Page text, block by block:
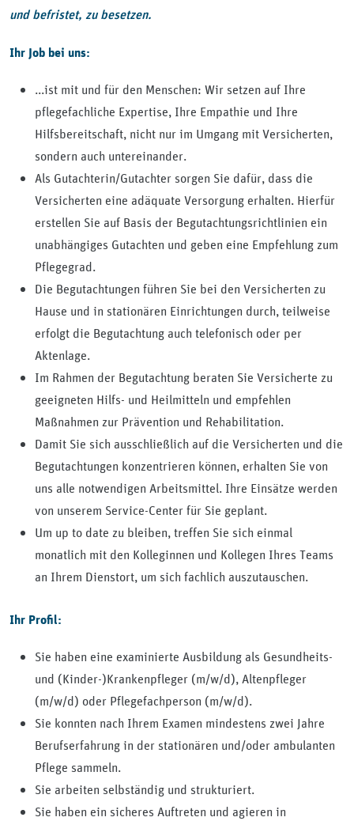
und befristet, zu besetzen.
Ihr Job bei uns:
...ist mit und für den Menschen: Wir setzen auf Ihre
pflegefachliche Expertise, Ihre Empathie und Ihre
Hilfsbereitschaft, nicht nur im Umgang mit Versicherten,
sondern auch untereinander.
Als Gutachterin/Gutachter sorgen Sie dafür, dass die
Versicherten eine adäquate Versorgung erhalten. Hierfür
erstellen Sie auf Basis der Begutachtungsrichtlinien ein
unabhängiges Gutachten und geben eine Empfehlung zum
Pflegegrad.
Die Begutachtungen führen Sie bei den Versicherten zu
Hause und in stationären Einrichtungen durch, teilweise
erfolgt die Begutachtung auch telefonisch oder per
Aktenlage.
Im Rahmen der Begutachtung beraten Sie Versicherte zu
geeigneten Hilfs- und Heilmitteln und empfehlen
Maßnahmen zur Prävention und Rehabilitation.
Damit Sie sich ausschließlich auf die Versicherten und die
Begutachtungen konzentrieren können, erhalten Sie von
uns alle notwendigen Arbeitsmittel. Ihre Einsätze werden
von unserem Service-Center für Sie geplant.
Um up to date zu bleiben, treffen Sie sich einmal
monatlich mit den Kolleginnen und Kollegen Ihres Teams
an Ihrem Dienstort, um sich fachlich auszutauschen.
Ihr Profil:
Sie haben eine examinierte Ausbildung als Gesundheits-
und (Kinder-)Krankenpfleger (m/w/d), Altenpfleger
(m/w/d) oder Pflegefachperson (m/w/d).
Sie konnten nach Ihrem Examen mindestens zwei Jahre
Berufserfahrung in der stationären und/oder ambulanten
Pflege sammeln.
Sie arbeiten selbständig und strukturiert.
Sie haben ein sicheres Auftreten und agieren in